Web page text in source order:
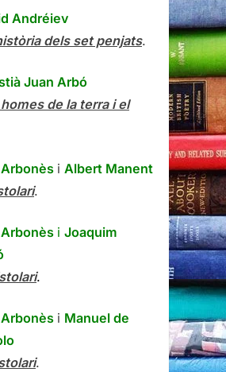
Andréiev
dels set penjats.
Juan Arbó
de la terra i el
i Albert Manent
.
i Joaquim
.
i Manuel de
.